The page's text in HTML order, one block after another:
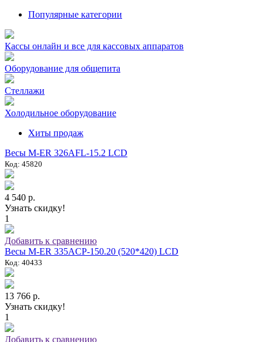
Популярные категории
Кассы онлайн и все для кассовых аппаратов
Оборудование для общепита
Стеллажи
Холодильное оборудование
Хиты продаж
Весы M-ER 326AFL-15.2 LCD
Код: 45820
4 540 р.
Узнать скидку!
1
Добавить к сравнению
Весы M-ER 335ACP-150.20 (520*420) LCD
Код: 40433
13 766 р.
Узнать скидку!
1
Добавить к сравнению